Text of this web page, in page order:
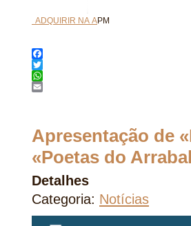
ADQUIRIR NA APM
Facebook
Twitter
WhatsApp
Apresentação de
«Poetas do
Detalhes
Categoria: Notícias